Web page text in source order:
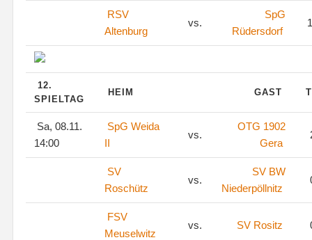
RSV
Altenburg
vs.
SpG
Rüdersdorf
12.
SPIELTAG
HEIM GAST
Sa, 08.11.
14:00
SpG Weida
II
vs.
OTG 1902
Gera
SV
Roschütz
vs.
SV BW
Niederpöllnitz
FSV
Meuselwitz
vs. SV Rositz